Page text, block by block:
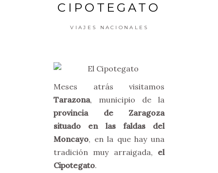
CIPOTEGATO
VIAJES NACIONALES
Meses atrás visitamos
Tarazona, municipio de la
provincia de Zaragoza
situado en las faldas del
Moncayo, en la que hay una
tradición muy arraigada, el
Cipotegato.